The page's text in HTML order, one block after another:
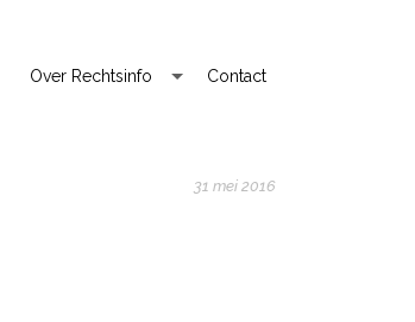
Over Rechtsinfo Contact
31 mei 2016